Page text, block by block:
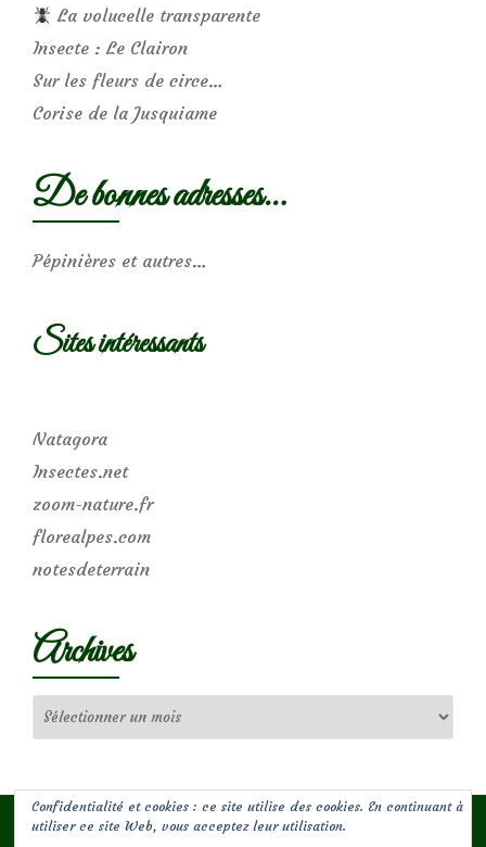
La volucelle transparente
Insecte : Le Clairon
Sur les fleurs de circe…
Corise de la Jusquiame
De bonnes adresses…
Pépinières et autres…
Sites intéressants
Natagora
Insectes.net
zoom-nature.fr
florealpes.com
notesdeterrain
Archives
Confidentialité et cookies : ce site utilise des cookies. En continuant à
utiliser ce site Web, vous acceptez leur utilisation.